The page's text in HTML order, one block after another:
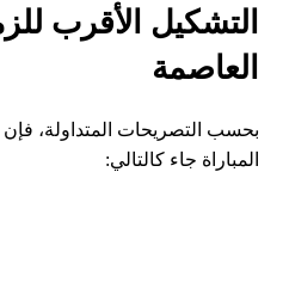
التشكيل الأقرب
العاصمة
بحسب التصريحات المتداولة،
المباراة جاء كالتالي: